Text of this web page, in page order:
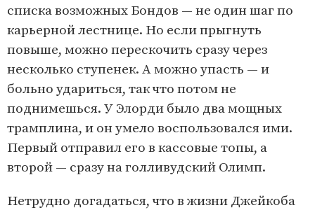
списка возможных Бондов — не один шаг по
карьерной лестнице. Но если прыгнуть
повыше, можно перескочить сразу через
несколько ступенек. А можно упасть — и
больно удариться, так что потом не
поднимешься. У Элорди было два мощных
трамплина, и он умело воспользовался ими.
Первый отправил его в кассовые топы, а
второй — сразу на голливудский Олимп.
Нетрудно догадаться, что в жизни Джейкоба